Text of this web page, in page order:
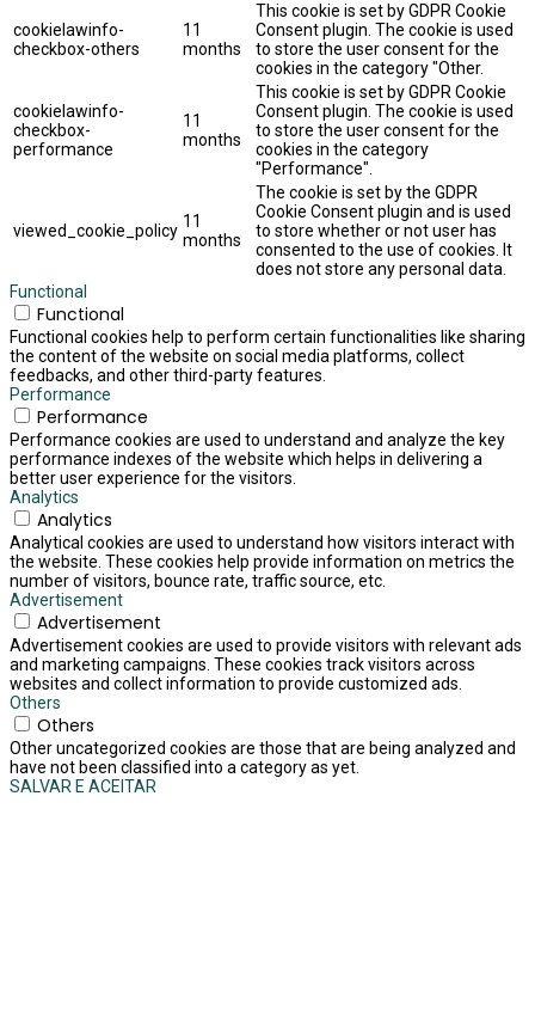
cookielawinfo-
checkbox-others
11
months
This cookie is set by GDPR Cookie
Consent plugin. The cookie is used
to store the user consent for the
cookies in the category "Other.
cookielawinfo-
checkbox-
performance
11
months
This cookie is set by GDPR Cookie
Consent plugin. The cookie is used
to store the user consent for the
cookies in the category
"Performance".
viewed_cookie_policy 11
months
The cookie is set by the GDPR
Cookie Consent plugin and is used
to store whether or not user has
consented to the use of cookies. It
does not store any personal data.
Functional
Functional
Functional cookies help to perform certain functionalities like sharing
the content of the website on social media platforms, collect
feedbacks, and other third-party features.
Performance
Performance
Performance cookies are used to understand and analyze the key
performance indexes of the website which helps in delivering a
better user experience for the visitors.
Analytics
Analytics
Analytical cookies are used to understand how visitors interact with
the website. These cookies help provide information on metrics the
number of visitors, bounce rate, traffic source, etc.
Advertisement
Advertisement
Advertisement cookies are used to provide visitors with relevant ads
and marketing campaigns. These cookies track visitors across
websites and collect information to provide customized ads.
Others
Others
Other uncategorized cookies are those that are being analyzed and
have not been classified into a category as yet.
SALVAR E ACEITAR